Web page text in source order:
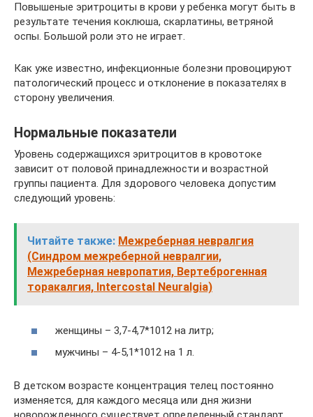
Повышеные эритроциты в крови у ребенка могут быть в
результате течения коклюша, скарлатины, ветряной
оспы. Большой роли это не играет.
Как уже известно, инфекционные болезни провоцируют
патологический процесс и отклонение в показателях в
сторону увеличения.
Нормальные показатели
Уровень содержащихся эритроцитов в кровотоке
зависит от половой принадлежности и возрастной
группы пациента. Для здорового человека допустим
следующий уровень:
Читайте также: Межреберная невралгия
(Синдром межреберной невралгии,
Межреберная невропатия, Вертеброгенная
торакалгия, Intercostal Neuralgia)
женщины – 3,7-4,7*1012 на литр;
мужчины – 4-5,1*1012 на 1 л.
В детском возрасте концентрация телец постоянно
изменяется, для каждого месяца или дня жизни